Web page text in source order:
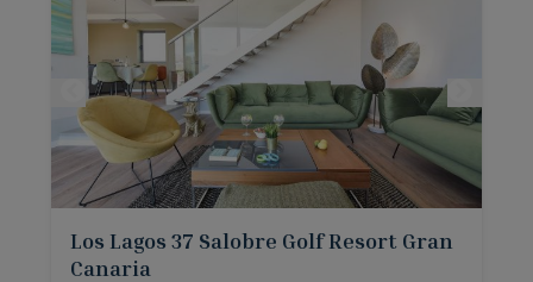
Los Lagos 37 Salobre Golf Resort Gran
Canaria